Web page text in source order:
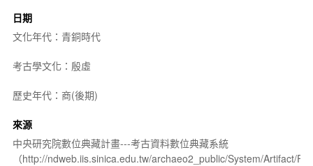
日期
文化年代：青銅時代
考古學文化：殷虛
歷史年代：商(後期)
來源
中央研究院數位典藏計畫---考古資料數位典藏系統
（http://ndweb.iis.sinica.edu.tw/archaeo2_public/System/Artifact/